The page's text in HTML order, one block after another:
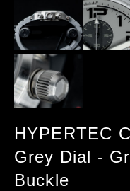
HYPERTEC
Grey Dial -
Buckle